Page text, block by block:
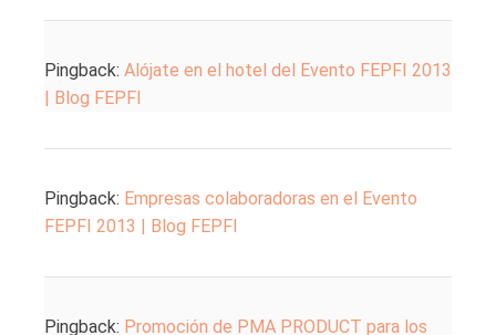
Pingback: Alójate en el hotel del Evento FEPFI 2013
| Blog FEPFI
Pingback: Empresas colaboradoras en el Evento
FEPFI 2013 | Blog FEPFI
Pingback: Promoción de PMA PRODUCT para los